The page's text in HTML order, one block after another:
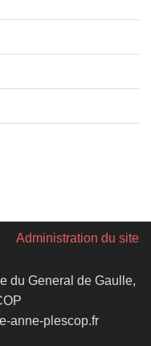
Administration du site
du General de Gaulle,
anne-plescop.fr